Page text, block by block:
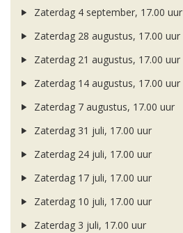
Zaterdag 4 september, 17.00 uur
Zaterdag 28 augustus, 17.00 uur
Zaterdag 21 augustus, 17.00 uur
Zaterdag 14 augustus, 17.00 uur
Zaterdag 7 augustus, 17.00 uur
Zaterdag 31 juli, 17.00 uur
Zaterdag 24 juli, 17.00 uur
Zaterdag 17 juli, 17.00 uur
Zaterdag 10 juli, 17.00 uur
Zaterdag 3 juli, 17.00 uur